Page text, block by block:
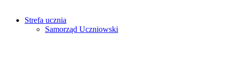
Strefa ucznia
Samorząd Uczniowski